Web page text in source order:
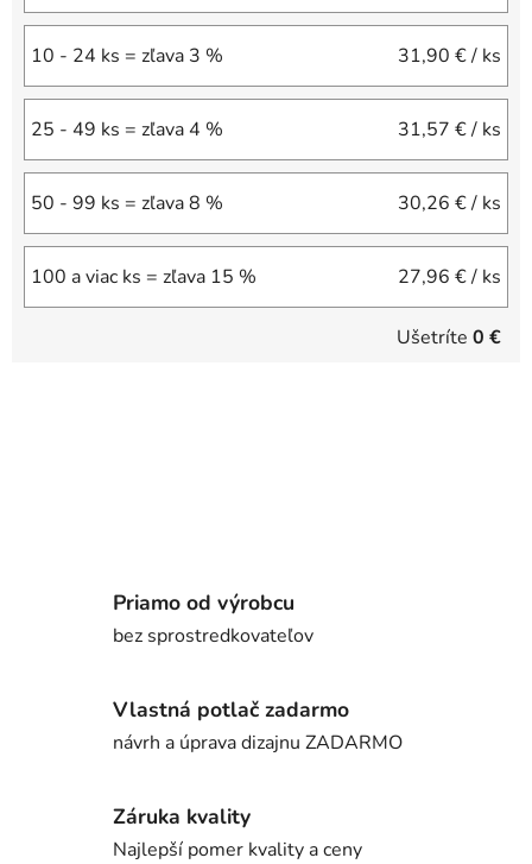
10 - 24 ks = zľava 3 % 31,90 €/ ks
25 - 49 ks = zľava 4 % 31,57 €/ ks
50 - 99 ks = zľava 8 % 30,26 €/ ks
100 a viac ks = zľava 15 % 27,96 €/ ks
Ušetríte 0 €
Priamo od výrobcu
bez sprostredkovateľov
Vlastná potlač zadarmo
návrh a úprava dizajnu ZADARMO
Záruka kvality
Najlepší pomer kvality a ceny